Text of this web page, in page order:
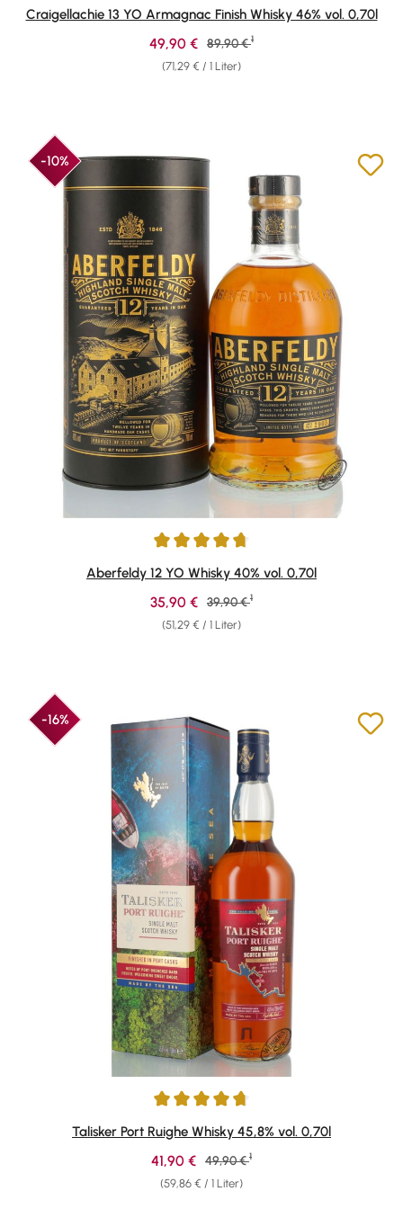
Durchschnittliche Bewertung von 4.67 von 5 Sternen
Craigellachie 13 YO Armagnac Finish Whisky 46% vol. 0,70l
(71,29 € / 1 Liter)
Verkaufspreis:
49,90 € Regulärer Preis:
89,90 € 1
-10%
Durchschnittliche Bewertung von 4.85 von 5 Sternen
Aberfeldy 12 YO Whisky 40% vol. 0,70l
(51,29 € / 1 Liter)
Verkaufspreis:
35,90 € Regulärer Preis:
39,90 € 1
-16%
Durchschnittliche Bewertung von 4.84 von 5 Sternen
Talisker Port Ruighe Whisky 45,8% vol. 0,70l
(59,86 € / 1 Liter)
Verkaufspreis:
41,90 € Regulärer Preis:
49,90 € 1